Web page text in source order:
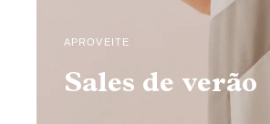
APROVEITE
Sales de verão